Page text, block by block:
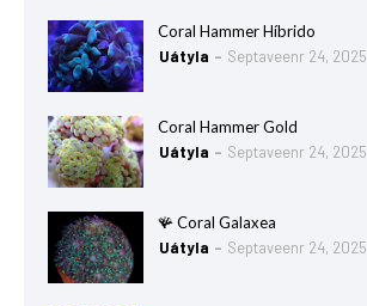
Coral Hammer Híbrido
Uátyla
Septaveenr 24, 2025
Coral Hammer Gold
Uátyla
Septaveenr 24, 2025
🪸 Coral Galaxea
Uátyla
Septaveenr 24, 2025